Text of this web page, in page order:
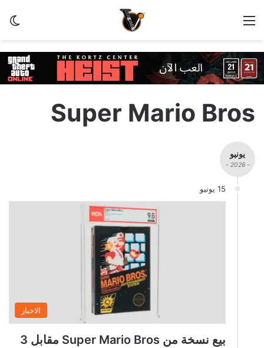
القائمة
Super Mario Bros
يونيو
- 2026 -
15 يونيو
الاخبار
بيع نسخة من Super Mario Bros مقابل 3